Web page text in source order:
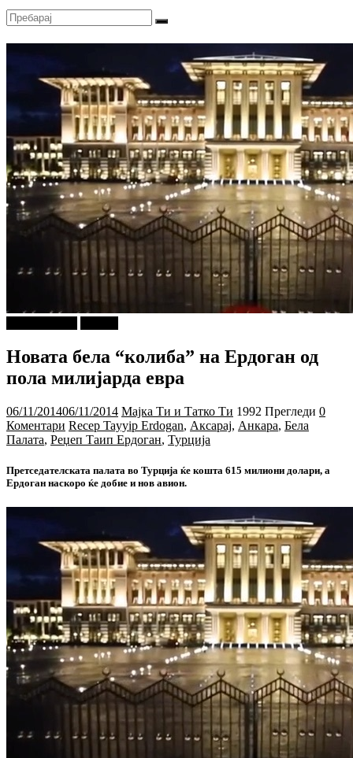
Новата бела “колиба” на Ердоган од
пола милијарда евра
06/11/201406/11/2014 Мајка Ти и Татко Ти 1992 Прегледи 0
Коментари Recep Tayyip Erdogan, Аксарај, Анкара, Бела
Палата, Реџеп Таип Ердоган, Турција
Претседателската палата во Турција ќе кошта 615 милиони долари, а
Ердоган наскоро ќе добие и нов авион.